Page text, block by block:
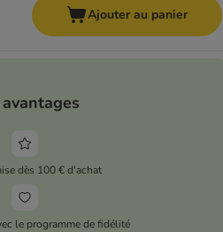
Ajouter au panier
dès 100 € d'achat
le programme de fidélité